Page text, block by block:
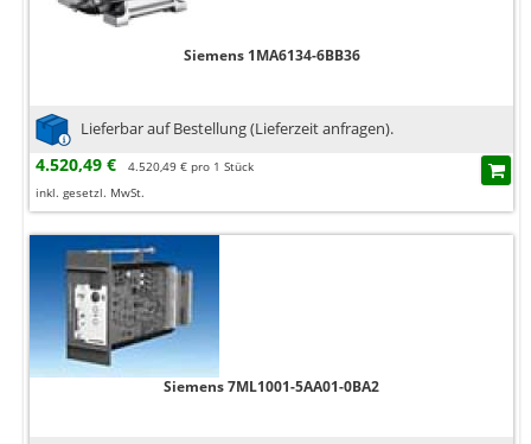
Siemens 1MA6134-6BB36
Lieferbar auf Bestellung (Lieferzeit anfragen).
4.520,49 €
4.520,49 € pro 1 Stück
inkl. gesetzl. MwSt.
Siemens 7ML1001-5AA01-0BA2